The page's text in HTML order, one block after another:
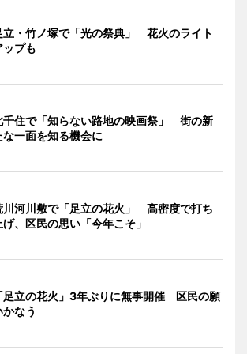
立・竹ノ塚で「光の祭典」 花火のライト
ップも
千住で「知らない路地の映画祭」 街の新
な一面を知る機会に
川河川敷で「足立の花火」 高密度で打ち
げ、区民の思い「今年こそ」
足立の花火」3年ぶりに無事開催 区民の願
かなう